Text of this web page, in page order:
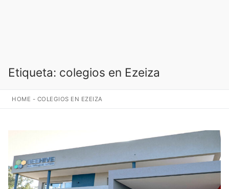
Etiqueta: colegios en Ezeiza
HOME - COLEGIOS EN EZEIZA